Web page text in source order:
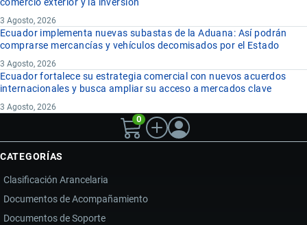
3 Agosto, 2026
Ecuador implementa nuevas subastas de la Aduana: Así podrán
comprarse mercancías y vehículos decomisados por el Estado
3 Agosto, 2026
Ecuador fortalece su estrategia comercial con nuevos acuerdos
internacionales y busca ampliar su acceso a mercados clave
3 Agosto, 2026
0
CATEGORÍAS
Clasificación Arancelaria
Documentos de Acompañamiento
Documentos de Soporte